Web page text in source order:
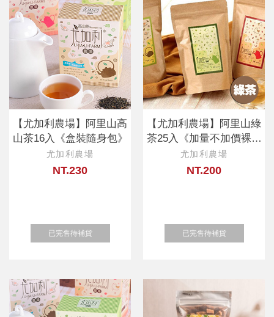
【尤加利農場】阿里山高
山茶16入《盒裝隨身包》
尤加利農場
NT.230
已完售待補貨
【尤加利農場】阿里山綠
茶25入《加量不加價裸包
分享包》
尤加利農場
NT.200
已完售待補貨